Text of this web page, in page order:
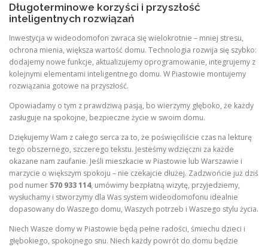
Długoterminowe korzyści i przyszłość
inteligentnych rozwiązań
Inwestycja w wideodomofon zwraca się wielokrotnie – mniej stresu,
ochrona mienia, większa wartość domu. Technologia rozwija się szybko:
dodajemy nowe funkcje, aktualizujemy oprogramowanie, integrujemy z
kolejnymi elementami inteligentnego domu. W Piastowie montujemy
rozwiązania gotowe na przyszłość.
Opowiadamy o tym z prawdziwą pasją, bo wierzymy głęboko, że każdy
zasługuje na spokojne, bezpieczne życie w swoim domu.
Dziękujemy Wam z całego serca za to, że poświęciliście czas na lekturę
tego obszernego, szczerego tekstu. Jesteśmy wdzięczni za każde
okazane nam zaufanie. Jeśli mieszkacie w Piastowie lub Warszawie i
marzycie o większym spokoju – nie czekajcie dłużej. Zadzwońcie już dziś
pod numer 570 933 114, umówimy bezpłatną wizytę, przyjedziemy,
wysłuchamy i stworzymy dla Was system wideodomofonu idealnie
dopasowany do Waszego domu, Waszych potrzeb i Waszego stylu życia.
Niech Wasze domy w Piastowie będą pełne radości, śmiechu dzieci i
głębokiego, spokojnego snu. Niech każdy powrót do domu będzie